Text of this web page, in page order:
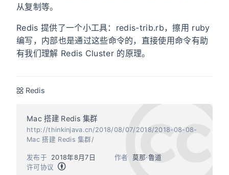
从复制等。
Redis 提供了一个小工具：redis-trib.rb，擦用 ruby
编写，内部也是通过这些命令的，直接使用命令有助
有我们理解 Redis Cluster 的原理。
Redis
Mac 搭建 Redis 集群
http://thinkinjava.cn/2018/08/07/2018/2018-08-08-
Mac 搭建 Redis 集群/
作者 莫那·鲁道
发布于
2018年8月7日
许可协议